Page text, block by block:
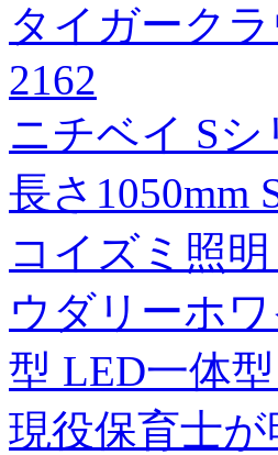
タイガーク
2162
ニチベイ S
長さ1050mm
コイズミ照
ウダリーホ
型 LED一体
現役保育士が